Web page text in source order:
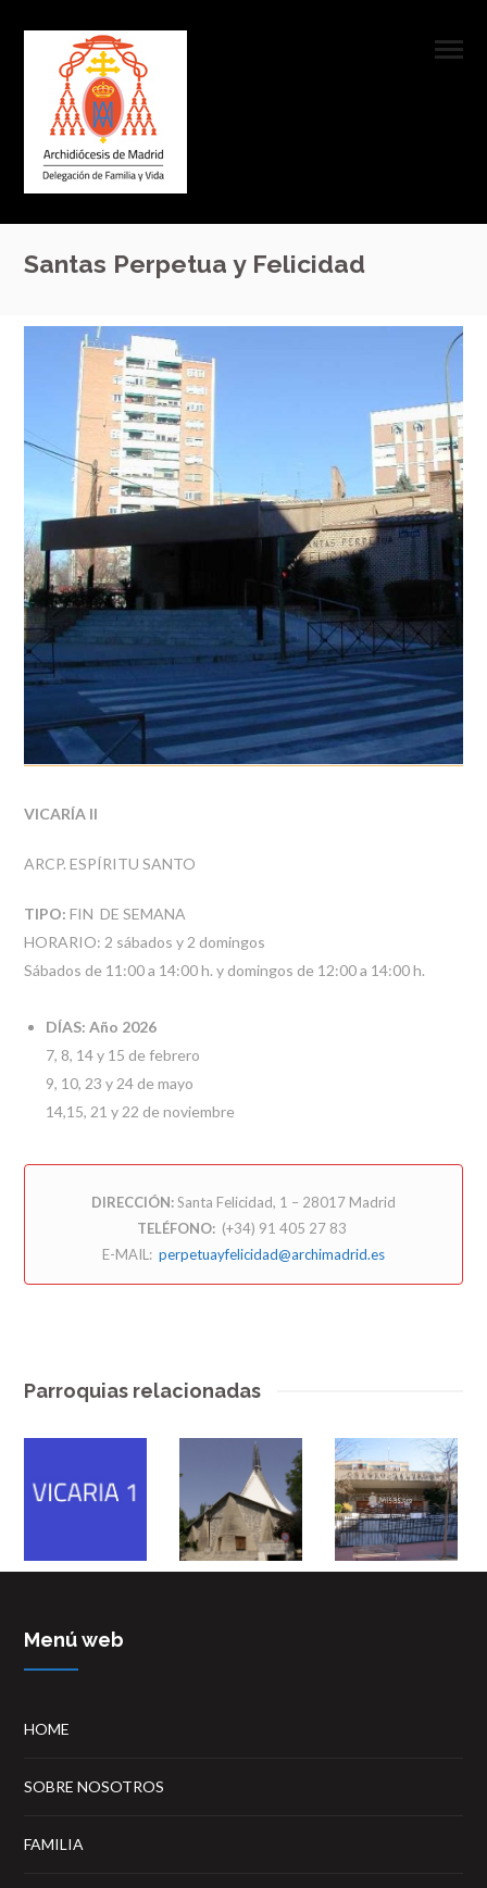
Santas Perpetua y Felicidad
VICARÍA II
ARCP. ESPÍRITU SANTO
TIPO:FIN DE SEMANA
HORARIO: 2 sábados y 2 domingos
Sábados de 11:00 a 14:00 h. y domingos de 12:00 a 14:00 h.
DÍAS:Año 2026
7, 8, 14 y 15 de febrero
9, 10, 23 y 24 de mayo
14,15, 21 y 22 de noviembre
DIRECCIÓN:Santa Felicidad, 1 – 28017 Madrid
TELÉFONO: (+34) 91 405 27 83
E-MAIL: perpetuayfelicidad@archimadrid.es
Parroquias relacionadas
Menú web
HOME
SOBRE NOSOTROS
FAMILIA